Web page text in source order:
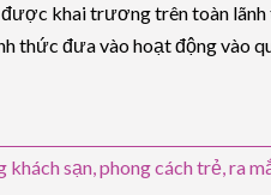
khai trương trên toàn
thức đưa vào hoạt động vào
khách sạn,phong cách trẻ,ra